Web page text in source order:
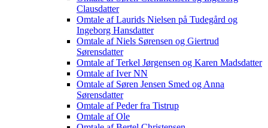
Clausdatter
Omtale af Laurids Nielsen på Tudegård og
Ingeborg Hansdatter
Omtale af Niels Sørensen og Giertrud
Sørensdatter
Omtale af Terkel Jørgensen og Karen Madsdatter
Omtale af Iver NN
Omtale af Søren Jensen Smed og Anna
Sørensdatter
Omtale af Peder fra Tistrup
Omtale af Ole